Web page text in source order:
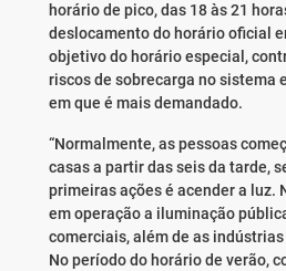
horário de pico, das 18 às 21
deslocamento do horário oficial
objetivo do horário especial,
riscos de sobrecarga no sistema
em que é mais demandado.
“Normalmente, as pessoas
casas a partir das seis da tarde,
primeiras ações é acender a luz.
em operação a iluminação
comerciais, além de as
No período do horário de verão,